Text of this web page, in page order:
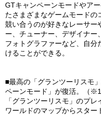
GTキャンペーンモードやア
たさまざまなゲームモードの
競い合うのが好きなレーサー
ー、チューナー、デザイナー、
フォトグラファーなど、自分
けることができる。
■最高の「グランツーリスモ
ペーンモード」が復活。（※1
「グランツーリスモ」のプ
ワールドのマップからスター